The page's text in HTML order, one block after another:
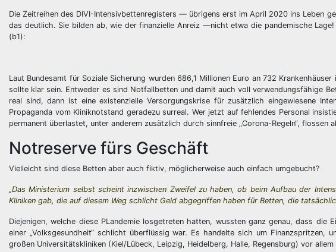
Die Zeitreihen des DIVI-Intensivbettenregisters — übrigens erst im April 2020 ins Leben
das deutlich. Sie bilden ab, wie der finanzielle Anreiz —nicht etwa die pandemische
(b1):
Laut Bundesamt für Soziale Sicherung wurden 686,1 Millionen Euro an 732
sollte klar sein. Entweder es sind Notfallbetten und damit auch voll verwendungsfähige
real sind, dann ist eine existenzielle Versorgungskrise für zusätzlich eingewiesene
Propaganda vom Kliniknotstand geradezu surreal. Wer jetzt auf fehlendes Personal
permanent überlastet, unter anderem zusätzlich durch sinnfreie „Corona-Regeln“, flossen
Notreserve fürs Geschäft
Vielleicht sind diese Betten aber auch fiktiv, möglicherweise auch einfach umgebucht?
„Das Ministerium selbst scheint inzwischen Zweifel zu haben, ob beim Aufbau der
Kliniken gab, die auf diesem Weg schlicht Geld abgegriffen haben für Betten, die
Diejenigen, welche diese PLandemie losgetreten hatten, wussten ganz genau, dass die
einer „Volksgesundheit“ schlicht überflüssig war. Es handelte sich um Finanzspritzen,
großen Universitätskliniken (Kiel/Lübeck, Leipzig, Heidelberg, Halle, Regensburg) vor